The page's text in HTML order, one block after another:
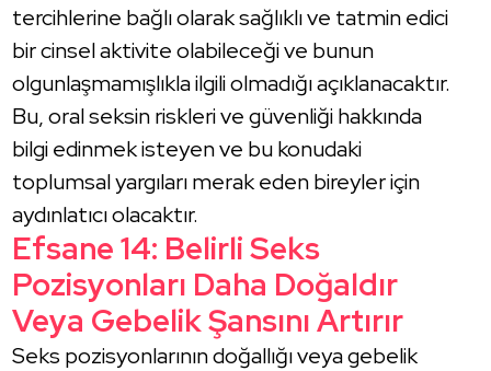
tercihlerine bağlı olarak sağlıklı ve tatmin edici
bir cinsel aktivite olabileceği ve bunun
olgunlaşmamışlıkla ilgili olmadığı açıklanacaktır.
Bu, oral seksin riskleri ve güvenliği hakkında
bilgi edinmek isteyen ve bu konudaki
toplumsal yargıları merak eden bireyler için
aydınlatıcı olacaktır.
Efsane 14: Belirli Seks
Pozisyonları Daha Doğaldır
Veya Gebelik Şansını Artırır
Seks pozisyonlarının doğallığı veya gebelik